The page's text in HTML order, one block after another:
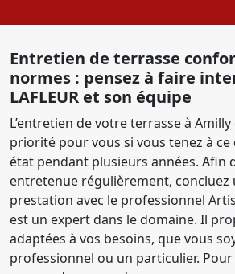
Entretien de terrasse
normes : pensez à faire
LAFLEUR et son équipe
L’entretien de votre terrasse à
priorité pour vous si vous tenez à ce
état pendant plusieurs années. Afin
entretenue régulièrement, concluez
prestation avec le professionnel
est un expert dans le domaine. Il
adaptées à vos besoins, que vous
professionnel ou un particulier.